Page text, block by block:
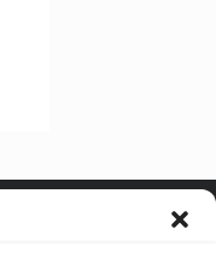
s.r.o.